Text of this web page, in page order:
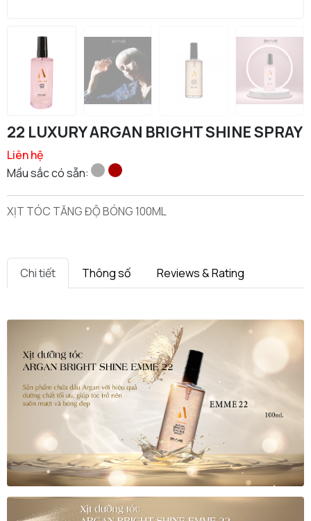
22 LUXURY ARGAN BRIGHT SHINE SPRAY
Liên hệ
Mầu sắc có sẵn:
XỊT TÓC TĂNG ĐỘ BÓNG 100ML
Chi tiết Thông số Reviews & Rating